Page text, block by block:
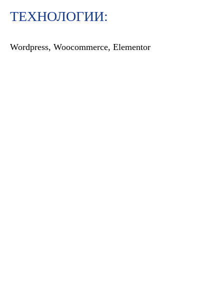
ТЕХНОЛОГИИ:
Wordpress, Woocommerce, Elementor